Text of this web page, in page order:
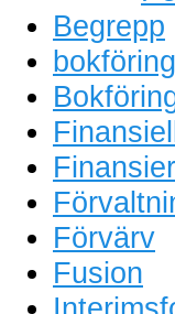
Begrepp
bokföring
Förvärv
Fusion